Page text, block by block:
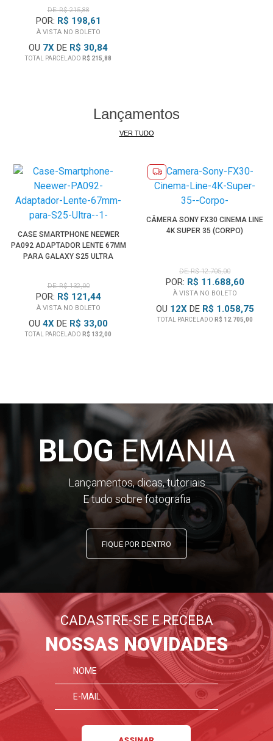
DE: R$ 215,88
POR: R$ 198,61
À VISTA NO BOLETO
OU 7X DE R$ 30,84
TOTAL PARCELADO R$ 215,88
Lançamentos
VER TUDO
CASE SMARTPHONE NEEWER
PA092 ADAPTADOR LENTE 67MM
PARA GALAXY S25 ULTRA
DE: R$ 132,00
POR: R$ 121,44
À VISTA NO BOLETO
OU 4X DE R$ 33,00
TOTAL PARCELADO R$ 132,00
CÂMERA SONY FX30 CINEMA LINE
4K SUPER 35 (CORPO)
DE: R$ 12.705,00
POR: R$ 11.688,60
À VISTA NO BOLETO
OU 12XDE R$ 1.058,75
TOTAL PARCELADO R$ 12.705,00
BLOGEMANIA
Lançamentos, dicas, tutoriais
E tudo sobre fotografia
FIQUE POR DENTRO
CADASTRE-SE E RECEBA
NOSSAS NOVIDADES